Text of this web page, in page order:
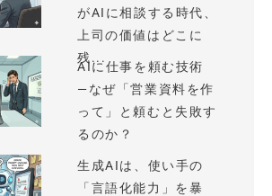
がAIに相談する時代、
上司の価値はどこに
残...
AIに仕事を頼む技術
—なぜ「営業資料を作
って」と頼むと失敗す
るのか？
生成AIは、使い手の
「言語化能力」を暴